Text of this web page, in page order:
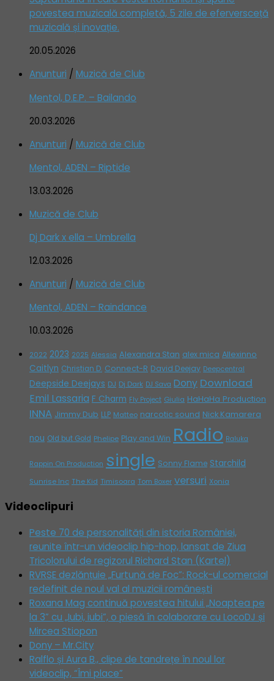
povestea muzicală completă, 5 zile de eferversceță
muzicală și inovație.
20.05.2026
Anunturi / Muzică de Club
Mentol, D.E.P. – Bailando
20.03.2026
Anunturi / Muzică de Club
Mentol, ADEN – Riptide
13.03.2026
Muzică de Club
Dj Dark x ella – Umbrella
12.03.2026
Anunturi / Muzică de Club
Mentol, ADEN – Raindance
10.03.2026
2022 2023 2025 Alessia Alexandra Stan alex mica Allexinno
Caitlyn Christian D. Connect-R David Deejay Deepcentral
Deepside Deejays DJ Dj Dark DJ Sava Dony Download
Emil Lassaria F Charm Fly Project Giulia HaHaHa Production
INNA Jimmy Dub LLP Matteo narcotic sound Nick Kamarera
nou Old but Gold Phelipe Play and Win Radio Raluka
Rappin On Production single Sonny Flame Starchild
Sunrise Inc The Kid Timisoara Tom Boxer versuri Xonia
Videoclipuri
Peste 70 de personalități din istoria României,
reunite într-un videoclip hip-hop, lansat de Ziua
Tricolorului de regizorul Richard Stan (Kartel)
RVRSE dezlănțuie „Furtună de Foc”: Rock-ul comercial
redefinit de noul val al muzicii românești
Roxana Mag continuă povestea hitului „Noaptea pe
la 3” cu „Iubi, iubi”, o piesă în colaborare cu LocoDJ și
Mircea Stiopon
Dony – Mr.City
Ralflo și Aura B., clipe de tandrețe în noul lor
videoclip, “Îmi place”